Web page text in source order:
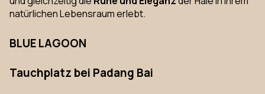
natürlichen Lebensraum erlebt.
BLUE LAGOON
Tauchplatz bei Padang Bai